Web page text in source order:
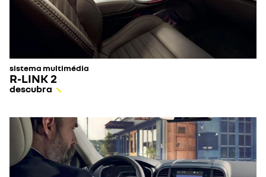
sistema multimédia
R-LINK 2
descubra